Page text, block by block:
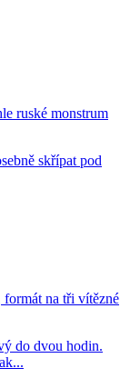
ruské monstrum
skřípat pod
formát na tři vítězné
do dvou hodin.